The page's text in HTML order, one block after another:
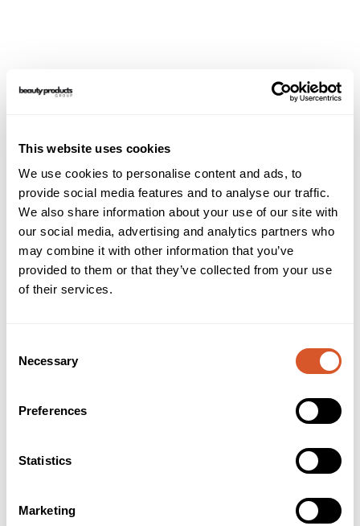
This website uses cookies
We use cookies to personalise content and ads, to
provide social media features and to analyse our traffic.
We also share information about your use of our site with
our social media, advertising and analytics partners who
may combine it with other information that you’ve
provided to them or that they’ve collected from your use
of their services.
Selection
Necessary
Preferences
Statistics
Marketing
Dokumenter Brukerveiledning
Antibac Hånddesinfeksjon Softgel 85% har en unik
sammensetning med dokumentert effekt på bakterier, ulike
virus og gjærsopp. Softgel har en litt tykkere konsistens
enn den originale flytende og er lett å fordele. For å
beskytte huden er det tilsatt glyserol, et middel som fukter
og gjenfetter huden, slik at den etterlates myk og sunn selv
ved hyppig bruk.
Fordeler:
- Dokumentert effekt mot bakterier, ulike virus og gjærsopp
- Litt tykkere konsistens sammenlignet med flytende variant